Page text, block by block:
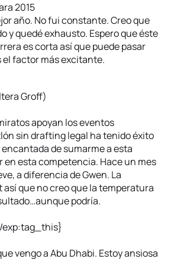
2015
año. No fui constante. Creo que
y quedé exhausto. Espero que éste
es corta así que puede pasar
el factor más excitante.
Groff)
apoyan los eventos
sin drafting legal ha tenido éxito
de sumarme a esta
en esta competencia. Hace un mes
a diferencia de Gwen. La
que no creo que la temperatura
podría.
exp:tag_this}
vengo a Abu Dhabi. Estoy ansiosa